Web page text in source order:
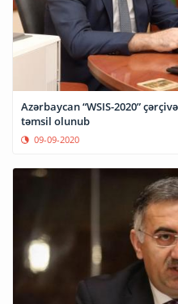
Azərbaycan “WSIS-2020”
təmsil olunub
09-09-2020